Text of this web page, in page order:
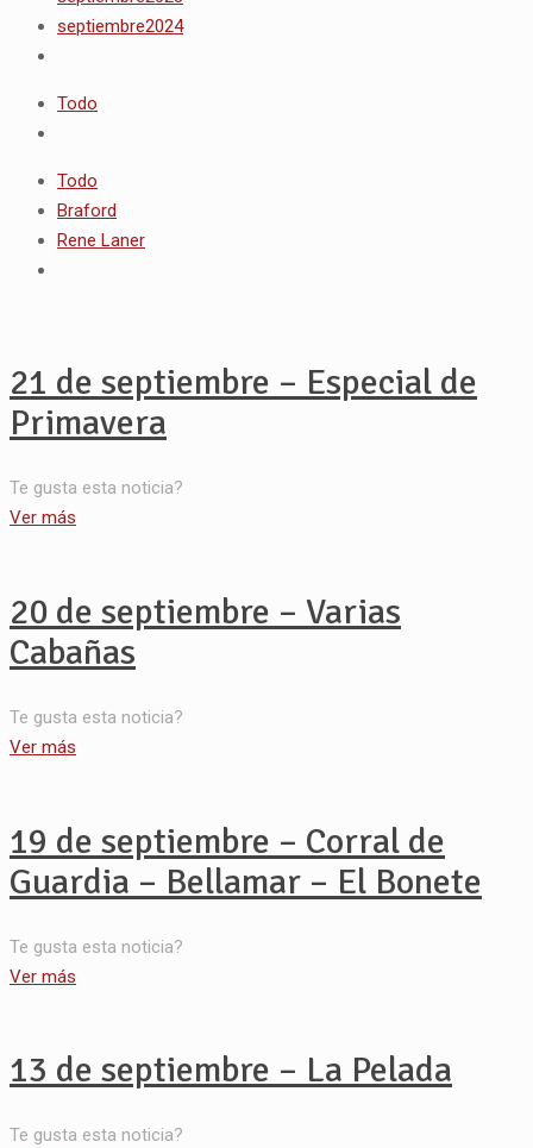
septiembre2024
Todo
Todo
Braford
Rene Laner
21 de septiembre – Especial de
Primavera
Te gusta esta noticia?
Ver más
20 de septiembre – Varias
Cabañas
Te gusta esta noticia?
Ver más
19 de septiembre – Corral de
Guardia – Bellamar – El Bonete
Te gusta esta noticia?
Ver más
13 de septiembre – La Pelada
Te gusta esta noticia?